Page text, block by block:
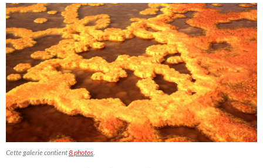
Cette galerie contient8 photos